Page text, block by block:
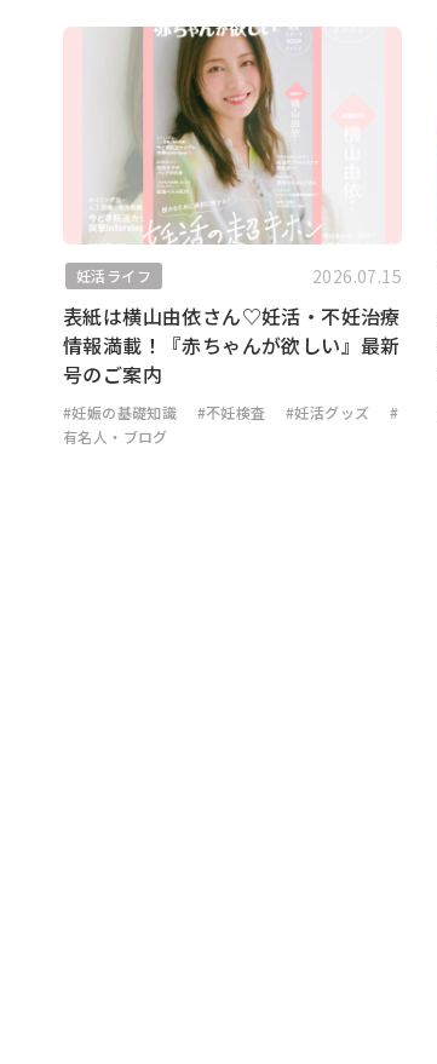
妊活ライフ 2026.07.15
表紙は横山由依さん♡妊活・不妊治療
情報満載！『赤ちゃんが欲しい』最新
号のご案内
#妊娠の基礎知識 #不妊検査 #妊活グッズ
#
有名人・ブログ